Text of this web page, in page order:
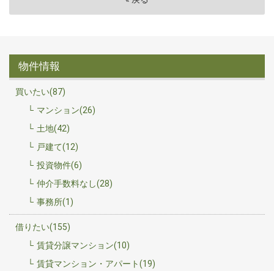
物件情報
買いたい(87)
マンション(26)
土地(42)
戸建て(12)
投資物件(6)
仲介手数料なし(28)
事務所(1)
借りたい(155)
賃貸分譲マンション(10)
賃貸マンション・アパート(19)